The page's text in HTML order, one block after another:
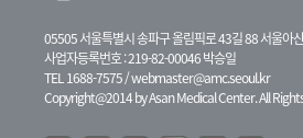
05505 서울특별시 송파구 올림픽로 43길 88 서울아
사업자등록번호 : 219-82-00046 박승일
TEL 1688-7575 /webmaster@amc.seoul.kr
Copyright@2014 by Asan Medical Center. All